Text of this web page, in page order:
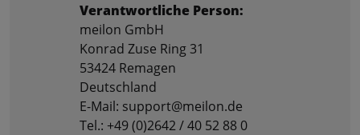
Verantwortliche Person:
meilon GmbH
Konrad Zuse Ring 31
53424 Remagen
Deutschland
E-Mail: support@meilon.de
Tel.: +49 (0)2642 / 40 52 88 0